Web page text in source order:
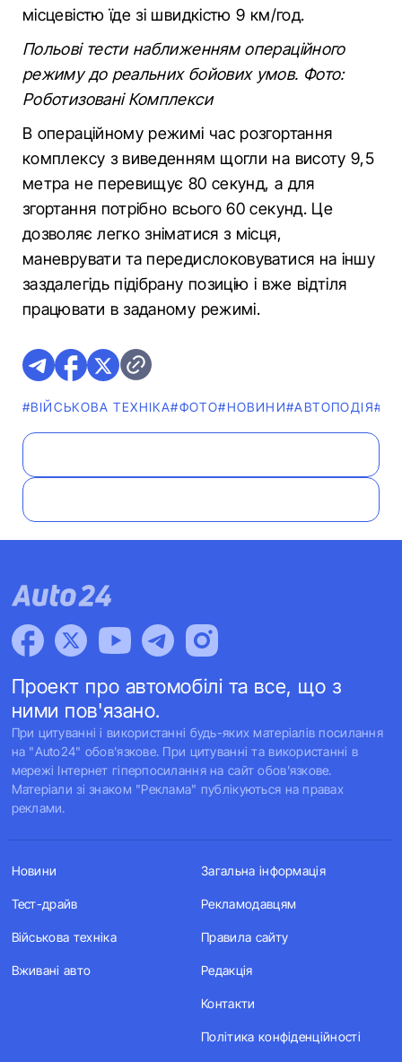
місцевістю їде зі швидкістю 9 км/год.
Польові тести наближенням операційного
режиму до реальних бойових умов. Фото:
Роботизовані Комплекси
В операційному режимі час розгортання
комплексу з виведенням щогли на висоту 9,5
метра не перевищує 80 секунд, а для
згортання потрібно всього 60 секунд. Це
дозволяє легко зніматися з місця,
маневрувати та передислоковуватися на іншу
заздалегідь підібрану позицію і вже відтіля
працювати в заданому режимі.
#ВІЙСЬКОВА ТЕХНІКА#ФОТО#НОВИНИ#АВТОПОДІЯ
Проект про автомобілі та все, що з
ними пов'язано.
При цитуванні і використанні будь-яких матеріалів посилання
на "Auto24" обов'язкове. При цитуванні та використанні в
мережі Інтернет гіперпосилання на сайт обов'язкове.
Матеріали зі знаком "Реклама" публікуються на правах
реклами.
Новини
Тест-драйв
Військова техніка
Вживані авто
Загальна інформація
Рекламодавцям
Правила сайту
Редакція
Контакти
Політика конфіденційності